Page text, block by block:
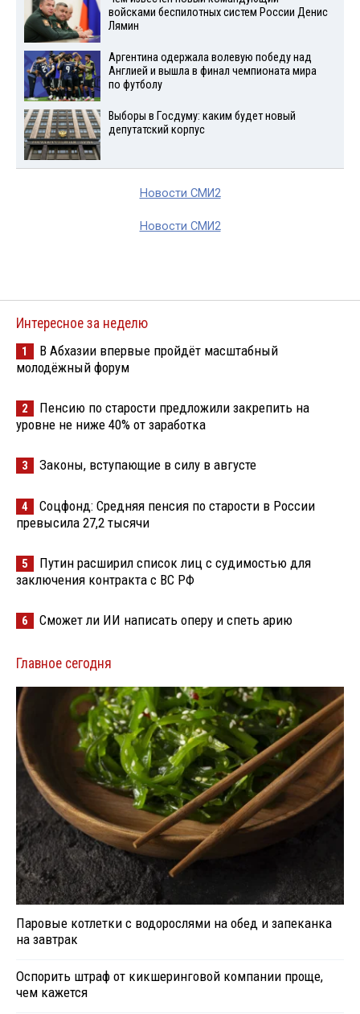
войсками беспилотных систем России Денис
Лямин
Аргентина одержала волевую победу над
Англией и вышла в финал чемпионата мира
по футболу
Выборы в Госдуму: каким будет новый
депутатский корпус
Новости СМИ2
Новости СМИ2
Интересное за неделю
1
В Абхазии впервые пройдёт масштабный
молодёжный форум
2
Пенсию по старости предложили закрепить на
уровне не ниже 40% от заработка
3 Законы, вступающие в силу в августе
4
Соцфонд: Средняя пенсия по старости в России
превысила 27,2 тысячи
5
Путин расширил список лиц с судимостью для
заключения контракта с ВС РФ
6 Сможет ли ИИ написать оперу и спеть арию
Главное сегодня
Паровые котлетки с водорослями на обед и запеканка
на завтрак
Оспорить штраф от кикшеринговой компании проще,
чем кажется